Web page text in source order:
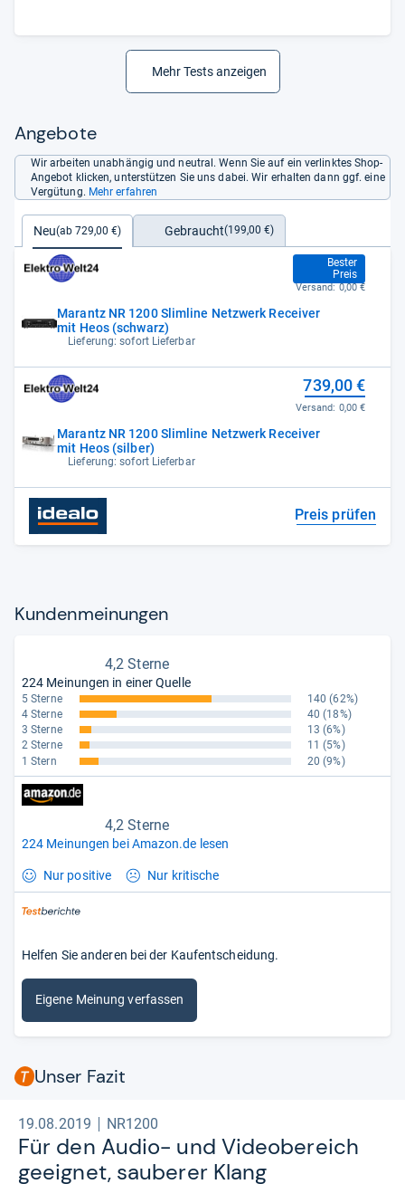
Mehr Tests anzeigen
Angebote
Wir arbeiten unabhängig und neutral. Wenn Sie auf ein verlinktes Shop-
Angebot klicken, unterstützen Sie uns dabei. Wir erhalten dann ggf. eine
Vergütung. Mehr erfahren
Neu(ab 729,00 €) Gebraucht(199,00 €)
Marantz NR 1200 Slimline Netzwerk Receiver
mit Heos (schwarz)
Lieferung: sofort Lieferbar
Bester
Preis
729,00 €
Versand: 0,00 €
Marantz NR 1200 Slimline Netzwerk Receiver
mit Heos (silber)
Lieferung: sofort Lieferbar
739,00 €
Versand: 0,00 €
Preis prüfen
Kun­den­mei­nun­gen
4,2 Sterne
224 Meinungen in einer Quelle
5 Sterne 140 (62%)
4 Sterne
40 (18%)
3 Sterne
13 (6%)
2 Sterne
11 (5%)
1 Stern
20 (9%)
4,2 Sterne
224 Meinungen bei Amazon.de lesen
Nur positive Nur kritische
Helfen Sie anderen bei der Kaufentscheidung.
Eigene Meinung verfassen
Unser Fazit
19.08.2019 NR1200
Für den Audio-​ und Video­be­reich
geeig­net, sau­be­rer Klang